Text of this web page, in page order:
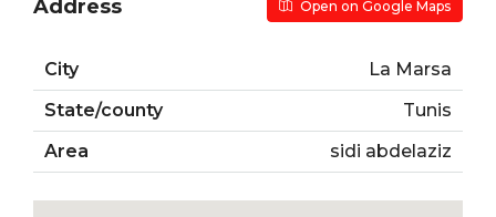
Address Open on Google Maps
City
La Marsa
State/county
Tunis
Area
sidi abdelaziz